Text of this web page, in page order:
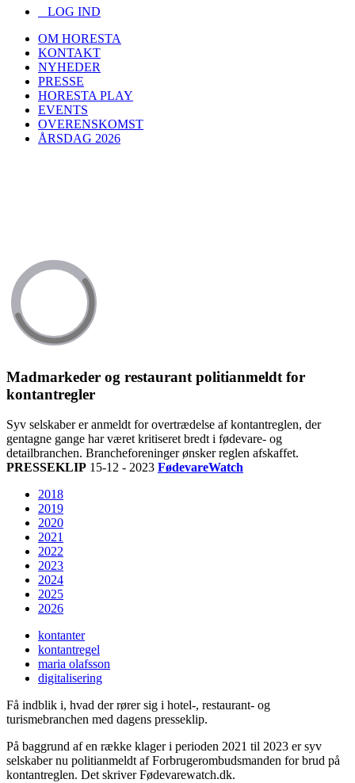
LOG IND
OM HORESTA
KONTAKT
NYHEDER
PRESSE
HORESTA PLAY
EVENTS
OVERENSKOMST
ÅRSDAG 2026
Madmarkeder og restaurant politianmeldt for
kontantregler
Syv selskaber er anmeldt for overtrædelse af kontantreglen, der
gentagne gange har været kritiseret bredt i fødevare- og
detailbranchen. Brancheforeninger ønsker reglen afskaffet.
PRESSEKLIP 15-12 - 2023 FødevareWatch
2018
2019
2020
2021
2022
2023
2024
2025
2026
kontanter
kontantregel
maria olafsson
digitalisering
Få indblik i, hvad der rører sig i hotel-, restaurant- og
turismebranchen med dagens presseklip.
På baggrund af en række klager i perioden 2021 til 2023 er syv
selskaber nu politianmeldt af Forbrugerombudsmanden for brud på
kontantreglen. Det skriver Fødevarewatch.dk.